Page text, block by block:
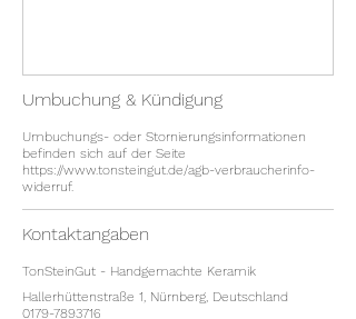
Umbuchung & Kündigung
Umbuchungs- oder Stornierungsinformationen
befinden sich auf der Seite
https://www.tonsteingut.de/agb-verbraucherinfo-
widerruf.
Kontaktangaben
TonSteinGut - Handgemachte Keramik
Hallerhüttenstraße 1, Nürnberg, Deutschland
0179-7893716